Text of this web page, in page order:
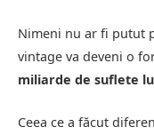
Nimeni nu ar fi putut
vintage va deveni o
miliarde de suflete
Ceea ce a făcut